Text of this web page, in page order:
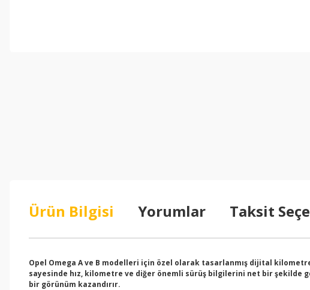
Ürün Bilgisi Yorumlar Taksit
Opel Omega A ve B modelleri için özel olarak tasarlanmış dijital
sayesinde hız, kilometre ve diğer önemli sürüş bilgilerini net bir şekilde
bir görünüm kazandırır.